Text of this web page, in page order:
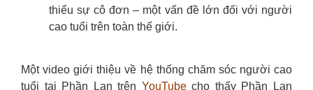
thiểu sự cô đơn – một vấn đề lớn đối với người
cao tuổi trên toàn thế giới.
Một video giới thiệu về hệ thống chăm sóc người cao
tuổi tại Phần Lan trên YouTubecho thấy Phần Lan